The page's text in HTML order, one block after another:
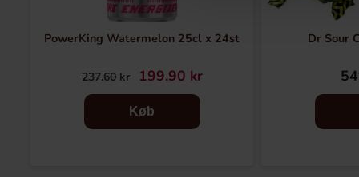
PowerKing Watermelon 25cl x 24st
237.60 kr 199.90 kr
Køb
Dr Sour